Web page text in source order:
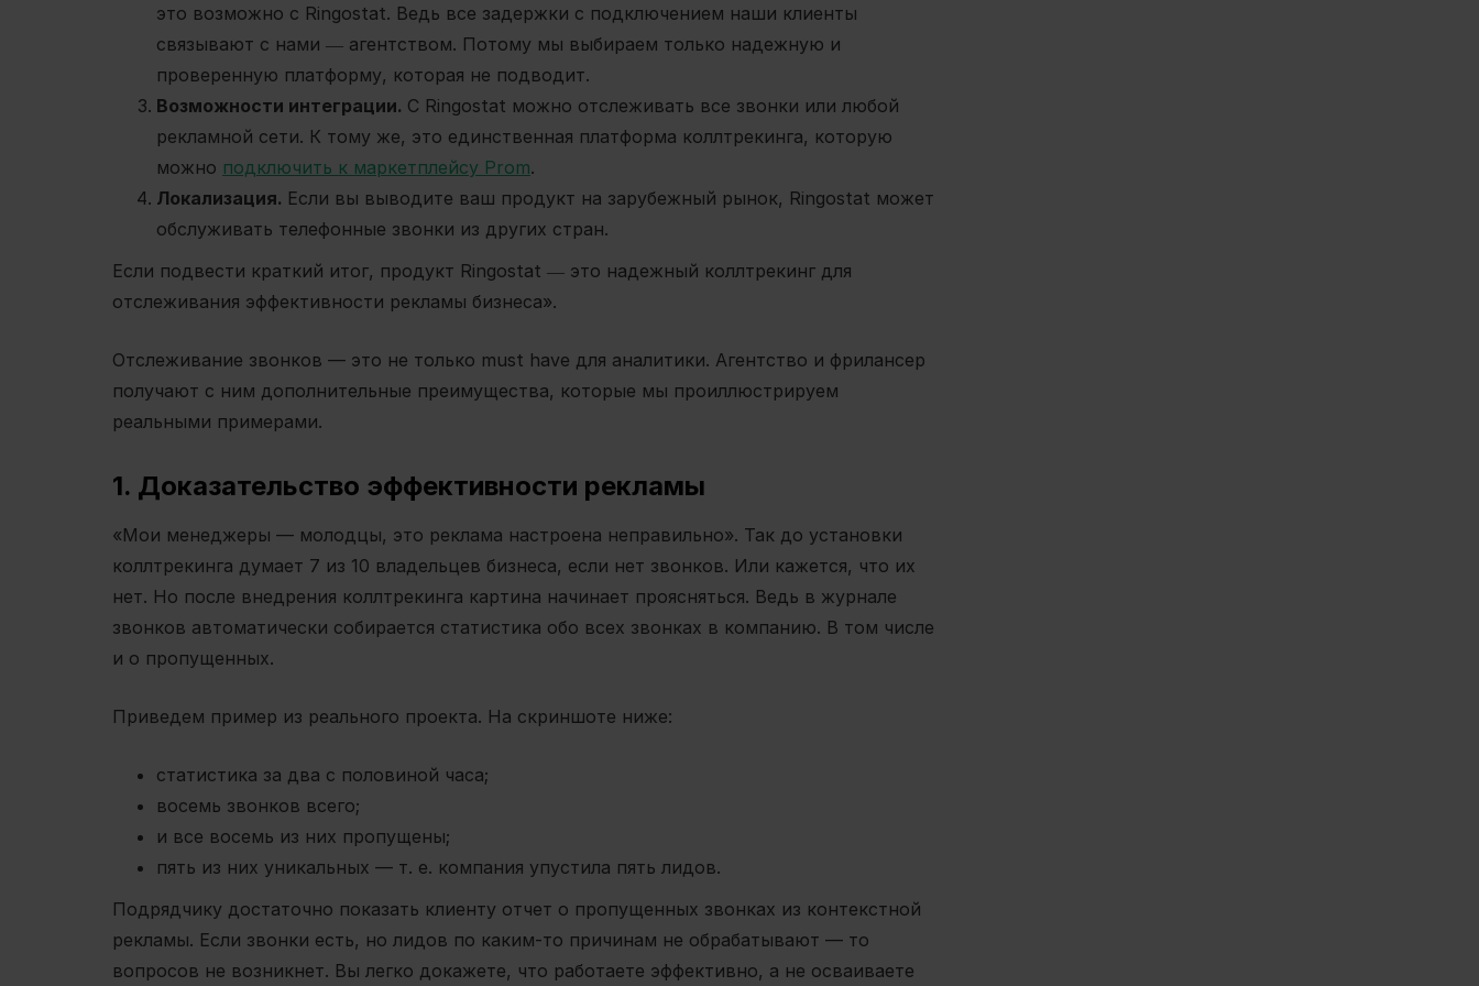
это возможно с Ringostat. Ведь все задержки с подключением наши клиенты
связывают с нами ― агентством. Потому мы выбираем только надежную и
проверенную платформу, которая не подводит.
Возможности интеграции. С Ringostat можно отслеживать все звонки или любой
рекламной сети. К тому же, это единственная платформа коллтрекинга, которую
можно подключить к маркетплейсу Prom.
Локализация. Если вы выводите ваш продукт на зарубежный рынок, Ringostat может
обслуживать телефонные звонки из других стран.
Если подвести краткий итог, продукт Ringostat ― это надежный коллтрекинг для
отслеживания эффективности рекламы бизнеса».
Отслеживание звонков — это не только must have для аналитики. Агентство и фрилансер
получают с ним дополнительные преимущества, которые мы проиллюстрируем
реальными примерами.
1. Доказательство эффективности рекламы
«Мои менеджеры — молодцы, это реклама настроена неправильно». Так до установки
коллтрекинга думает 7 из 10 владельцев бизнеса, если нет звонков. Или кажется, что их
нет. Но после внедрения коллтрекинга картина начинает проясняться. Ведь в журнале
звонков автоматически собирается статистика обо всех звонках в компанию. В том числе
и о пропущенных.
Приведем пример из реального проекта. На скриншоте ниже:
статистика за два с половиной часа;
восемь звонков всего;
и все восемь из них пропущены;
пять из них уникальных — т. е. компания упустила пять лидов.
Подрядчику достаточно показать клиенту отчет о пропущенных звонках из контекстной
рекламы. Если звонки есть, но лидов по каким-то причинам не обрабатывают — то
вопросов не возникнет. Вы легко докажете, что работаете эффективно, а не осваиваете